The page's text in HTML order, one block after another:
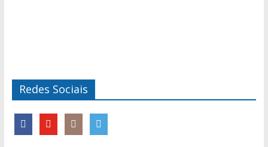
Redes Sociais